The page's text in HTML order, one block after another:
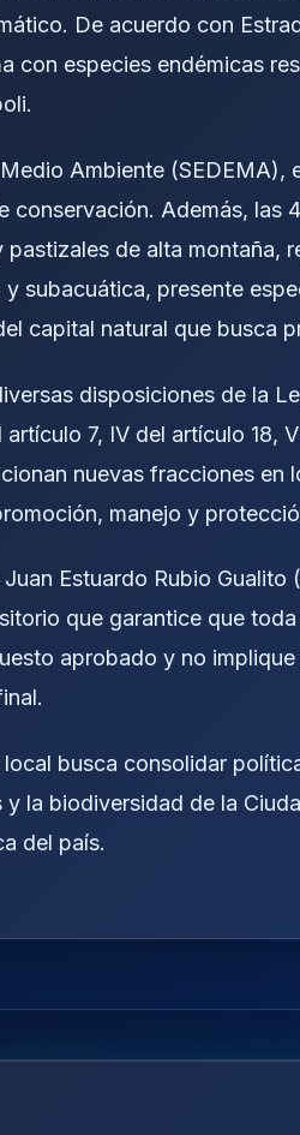
De acuerdo con
con especies endémicas
Ambiente
conservación. Además, las
de alta montaña,
subacuática, presente
capital natural que busca
disposiciones de la
7, IV del artículo 18,
nuevas fracciones en
manejo y
Estuardo Rubio
que garantice que
aprobado y no
busca consolidar
la biodiversidad de la
del país.